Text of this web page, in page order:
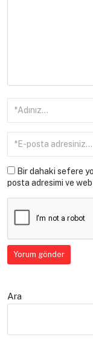
Bir dahaki sefere
posta adresimi ve
Ara